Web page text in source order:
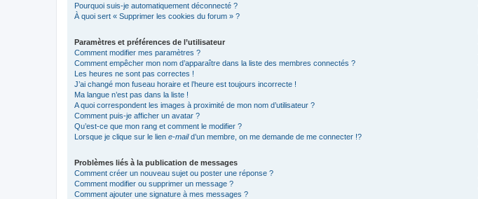
Pourquoi suis-je automatiquement déconnecté ?
À quoi sert « Supprimer les cookies du forum » ?
Paramètres et préférences de l’utilisateur
Comment modifier mes paramètres ?
Comment empêcher mon nom d’apparaître dans la liste des membres connectés ?
Les heures ne sont pas correctes !
J’ai changé mon fuseau horaire et l’heure est toujours incorrecte !
Ma langue n’est pas dans la liste !
A quoi correspondent les images à proximité de mon nom d’utilisateur ?
Comment puis-je afficher un avatar ?
Qu’est-ce que mon rang et comment le modifier ?
Lorsque je clique sur le lien e-maild’un membre, on me demande de me connecter !?
Problèmes liés à la publication de messages
Comment créer un nouveau sujet ou poster une réponse ?
Comment modifier ou supprimer un message ?
Comment ajouter une signature à mes messages ?